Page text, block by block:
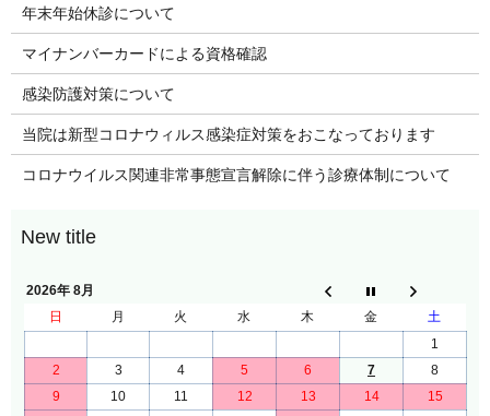
年末年始休診について
マイナンバーカードによる資格確認
感染防護対策について
当院は新型コロナウィルス感染症対策をおこなっております
コロナウイルス関連非常事態宣言解除に伴う診療体制について
2026年 8月
日
月 火 水 木 金
土
1
2
3 4 5 6 7
8
9
10 11 12 13 14
15